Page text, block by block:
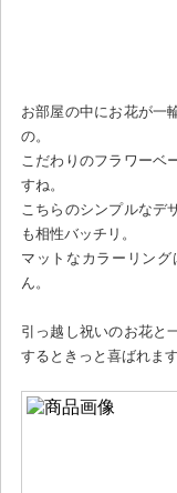
お部屋の中にお花が一
の。
こだわりのフラワーベ
すね。
こちらのシンプルなデ
も相性バッチリ。
マットなカラーリン
ん。
引っ越し祝いのお花と
するときっと喜ばれます